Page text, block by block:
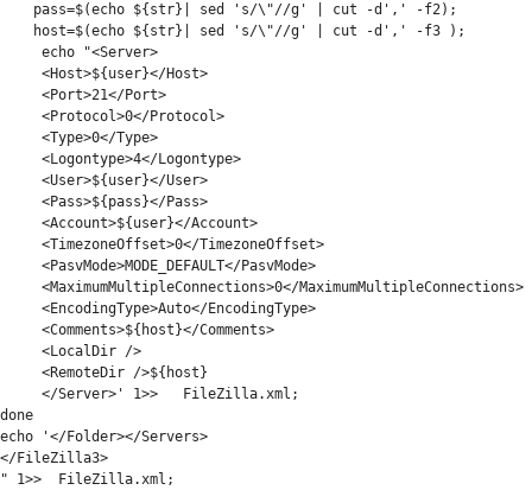
pass=$(echo ${str} sed 's/\"//g' cut -d ',' -f2) ;
host=$(echo ${str} sed 's/\"//g' cut -d ',' -f3 ) ;
echo
"<Server>
     <Host>
${user}</Host>
     <Port>21</Port>
     <Protocol>0</Protocol>
     <Type>0</Type>
     <Logontype>4</Logontype>
     <User>
${user}</User>
     <Pass>
${pass}</Pass>
     <Account>
${user}</Account>
     <TimezoneOffset>0</TimezoneOffset>
     <PasvMode>MODE_DEFAULT</PasvMode>
     <MaximumMultipleConnections>0</MaximumMultipleConnections>
     <EncodingType>Auto</EncodingType>
     <Comments>
${host}</Comments>
     <LocalDir />
     <RemoteDir />
${host}
     </Server>' 1>>   FileZilla.xml;
done
echo '</Folder></Servers>
</FileZilla3>
"
1>>
  FileZilla.xml;